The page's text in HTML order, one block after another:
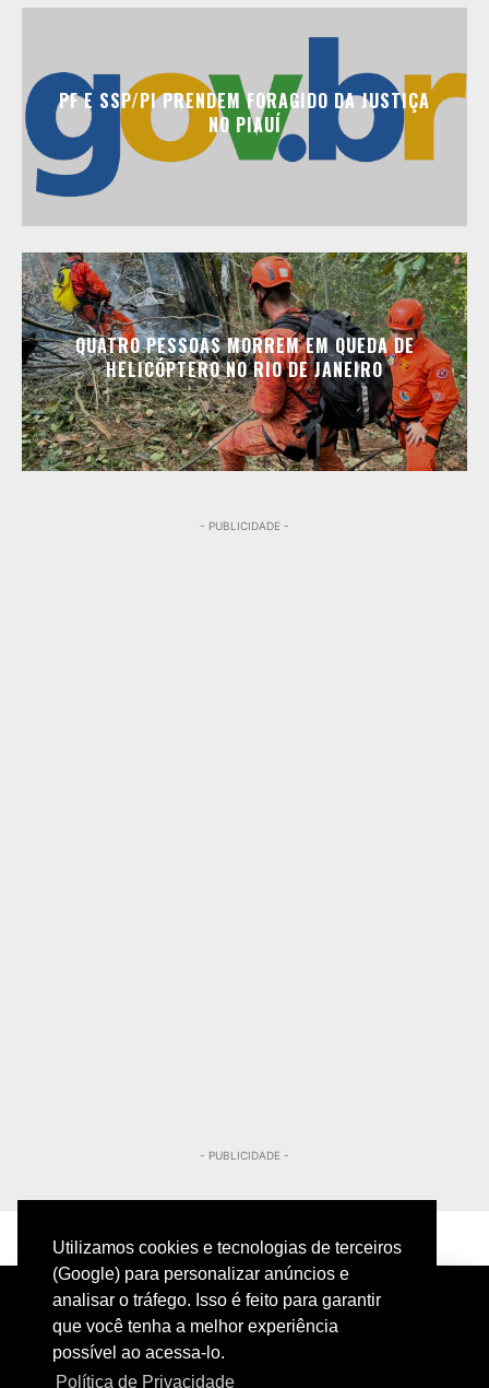
Utilizamos cookies e tecnologias de terceiros
(Google) para personalizar anúncios e
analisar o tráfego. Isso é feito para garantir
que você tenha a melhor experiência
possível ao acessa-lo.
Política de Privacidade
PF E SSP/PI PRENDEM FORAGIDO DA JUSTIÇA
NO PIAUÍ
QUATRO PESSOAS MORREM EM QUEDA DE
HELICÓPTERO NO RIO DE JANEIRO
- PUBLICIDADE -
- PUBLICIDADE -